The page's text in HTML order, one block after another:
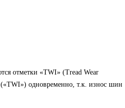
отметки «TWI» (Tread Wear
одновременно, т.к. износ шин